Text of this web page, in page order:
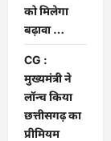
को मिलेगा
बढ़ावा …
CG :
मुख्यमंत्री ने
लॉन्च किया
छत्तीसगढ़ का
प्रीमियम